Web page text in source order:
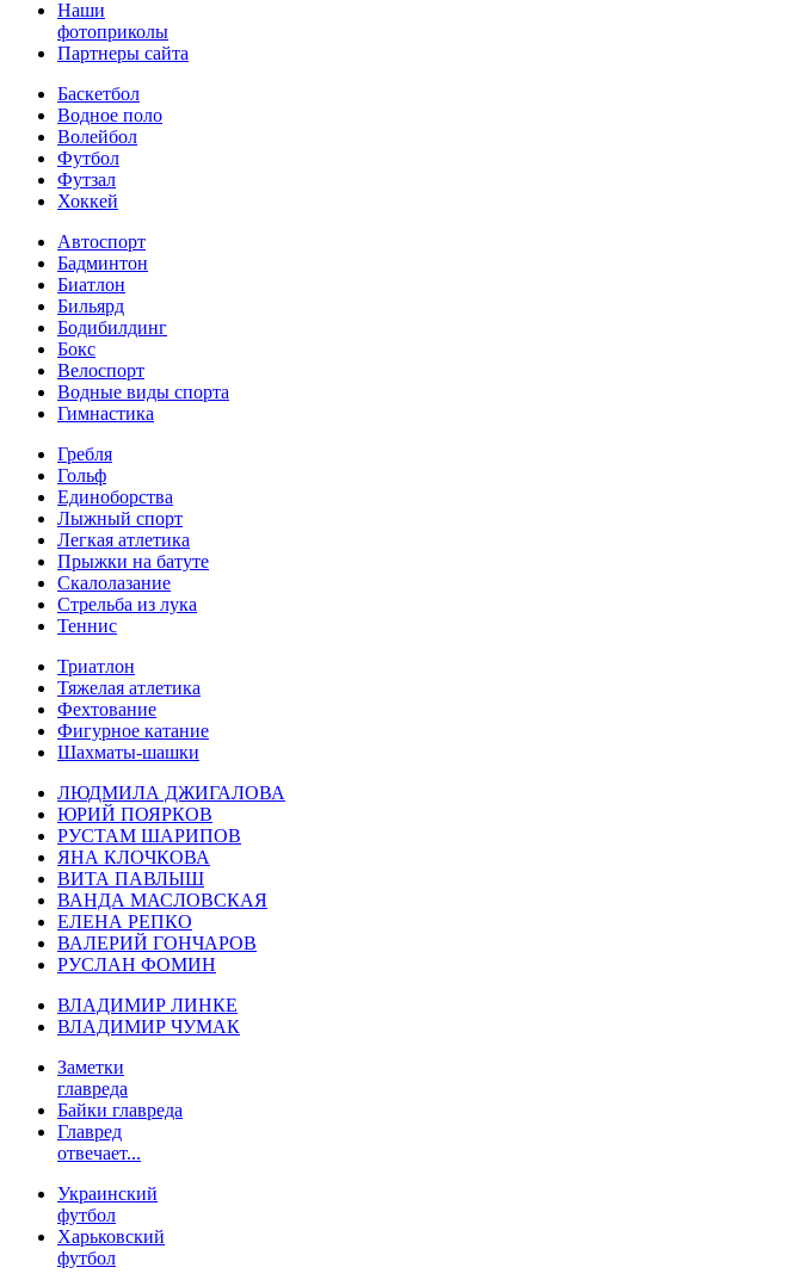
Наши
фотоприколы
Партнеры сайта
Баскетбол
Водное поло
Волейбол
Футбол
Футзал
Хоккей
Автоспорт
Бадминтон
Биатлон
Бильярд
Бодибилдинг
Бокс
Велоспорт
Водные виды спорта
Гимнастика
Гребля
Гольф
Единоборства
Лыжный спорт
Легкая атлетика
Прыжки на батуте
Скалолазание
Стрельба из лука
Теннис
Триатлон
Тяжелая атлетика
Фехтование
Фигурное катание
Шахматы-шашки
ЛЮДМИЛА ДЖИГАЛОВА
ЮРИЙ ПОЯРКОВ
РУСТАМ ШАРИПОВ
ЯНА КЛОЧКОВА
ВИТА ПАВЛЫШ
ВАНДА МАСЛОВСКАЯ
ЕЛЕНА РЕПКО
ВАЛЕРИЙ ГОНЧАРОВ
РУСЛАН ФОМИН
ВЛАДИМИР ЛИНКЕ
ВЛАДИМИР ЧУМАК
Заметки
главреда
Байки главреда
Главред
отвечает...
Украинский
футбол
Харьковский
футбол